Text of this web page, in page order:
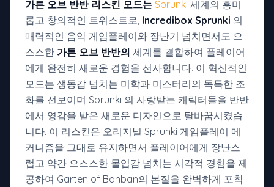
가튼 오브 반반 리스킨 모드는 Sprunki 세계의 흥미
롭고 창의적인 트위스트로, Incredibox Sprunki 의
매력적인 음악 게임플레이와 장난기 넘치면서도 으
스스한 가튼 오브 반반의 세계를 결합하여 플레이어
에게 완전히 새로운 경험을 선사합니다. 이 혁신적인
모드는 생동감 넘치는 미학과 미스터리의 독특한 조
화를 선보이며 Sprunki 의 사랑받는 캐릭터들을 반반
에서 영감을 받은 새로운 디자인으로 탈바꿈시켰습
니다. 이 리스킨은 오리지널 Sprunki 게임플레이 메
커니즘을 그대로 유지하면서 플레이어에게 장난스
럽고 약간 으스스한 몰입감 넘치는 시각적 경험을 제
공하여 Garten of Banban의 본질을 완벽하게 포착